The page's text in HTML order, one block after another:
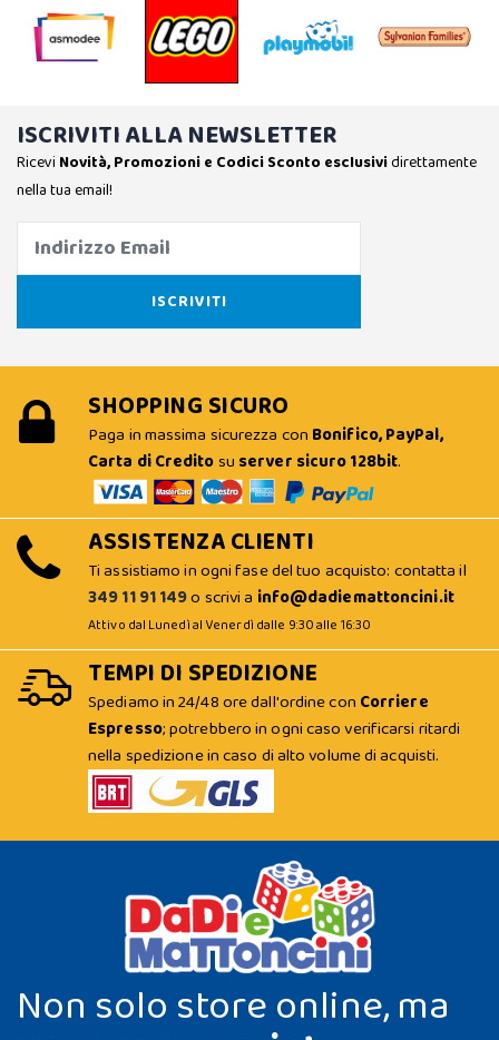
ISCRIVITI ALLA NEWSLETTER
Ricevi Novità, Promozioni e Codici Sconto esclusividirettamente
nella tua email!
SHOPPING SICURO
Paga in massima sicurezza con Bonifico, PayPal,
Carta di Creditosu server sicuro 128bit.
ASSISTENZA CLIENTI
Ti assistiamo in ogni fase del tuo acquisto: contatta il
349 11 91 149o scrivi a info@dadiemattoncini.it
Attivo dal Lunedì al Venerdì dalle 9:30 alle 16:30
TEMPI DI SPEDIZIONE
Spediamo in 24/48 ore dall'ordine con Corriere
Espresso; potrebbero in ogni caso verificarsi ritardi
nella spedizione in caso di alto volume di acquisti.
Non solo store online, ma